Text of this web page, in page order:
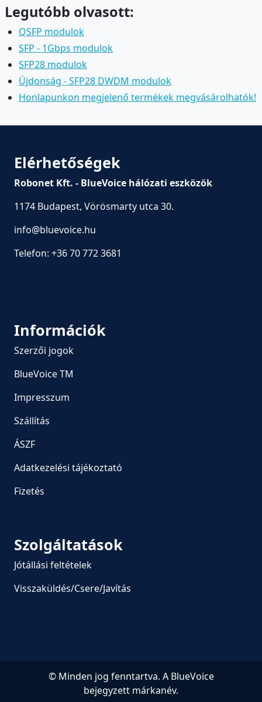
Legutóbb olvasott:
QSFP modulok
SFP - 1Gbps modulok
SFP28 modulok
Újdonság - SFP28 DWDM modulok
Honlapunkon megjelenő termékek megvásárolhatók!
Elérhetőségek
Robonet Kft. - BlueVoice hálózati eszközök
1174 Budapest, Vörösmarty utca 30.
info@bluevoice.hu
Telefon: +36 70 772 3681
Információk
Szerzői jogok
BlueVoice TM
Impresszum
Szállítás
ÁSZF
Adatkezelési tájékoztató
Fizetés
Szolgáltatások
Jótállási feltételek
Visszaküldés/Csere/Javítás
© Minden jog fenntartva. A BlueVoice
bejegyzett márkanév.